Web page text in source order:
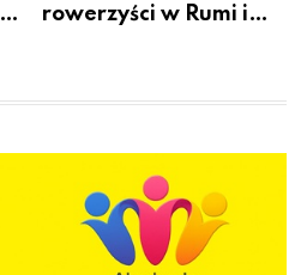
rowerzyści w Rumi i